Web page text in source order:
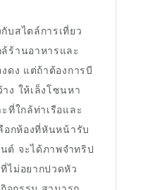
บสไตล์การเที่ยว
ร้านอาหารและ
ดง แต่ถ้าต้องการบี
ง ให้เล็งโซนหา
ที่ใกล้ท่าเรือและ
อกห้องที่หันหน้ารับ
ต์ จะได้ภาพจำทริป
ไม่อยากปวดหัว